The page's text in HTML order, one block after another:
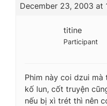
December 23, 2003 at
titine
Participant
Phim này coi dzui mà
kố lun, cốt truyện
nếu bị xì trét thì nên